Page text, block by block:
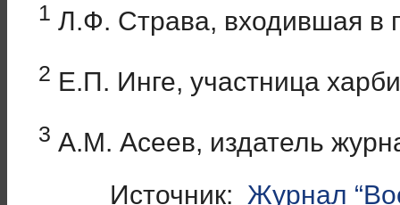
1 Л.Ф. Страва, входившая в
2 Е.П. Инге, участница
3 А.М. Асеев, издатель
Источник: Журнал